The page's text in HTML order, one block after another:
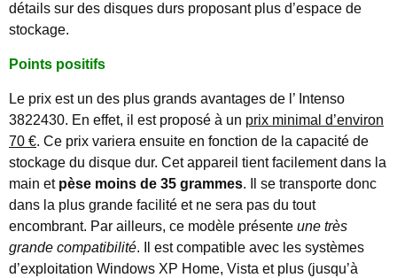
détails sur des disques durs proposant plus d’espace de
stockage.
Points positifs
Le prix est un des plus grands avantages de l’ Intenso
3822430. En effet, il est proposé à un prix minimal d’environ
70 €. Ce prix variera ensuite en fonction de la capacité de
stockage du disque dur. Cet appareil tient facilement dans la
main et pèse moins de 35 grammes. Il se transporte donc
dans la plus grande facilité et ne sera pas du tout
encombrant. Par ailleurs, ce modèle présente une très
grande compatibilité. Il est compatible avec les systèmes
d’exploitation Windows XP Home, Vista et plus (jusqu’à